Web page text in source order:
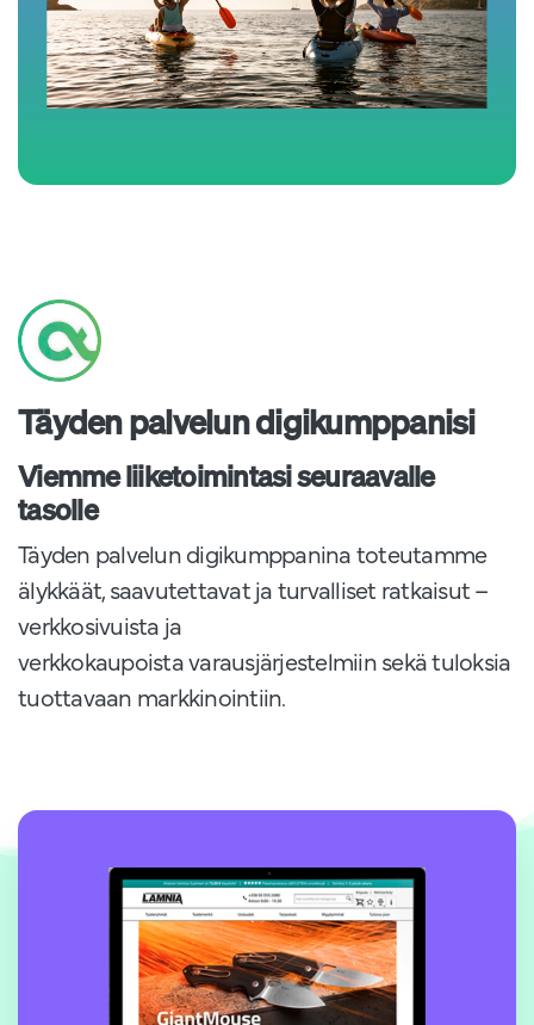
Täyden palvelun digikumppanisi
Viemme liiketoimintasi seuraavalle
tasolle
Täyden palvelun digikumppanina toteutamme
älykkäät, saavutettavat ja turvalliset ratkaisut –
verkkosivuista ja
verkkokaupoista varausjärjestelmiin sekä tuloksia
tuottavaan markkinointiin.